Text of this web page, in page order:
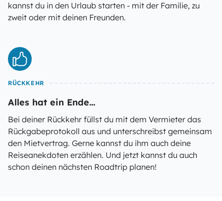
kannst du in den Urlaub starten - mit der Familie, zu
zweit oder mit deinen Freunden.
RÜCKKEHR
Alles hat ein Ende...
Bei deiner Rückkehr füllst du mit dem Vermieter das
Rückgabeprotokoll aus und unterschreibst gemeinsam
den Mietvertrag. Gerne kannst du ihm auch deine
Reiseanekdoten erzählen. Und jetzt kannst du auch
schon deinen nächsten Roadtrip planen!